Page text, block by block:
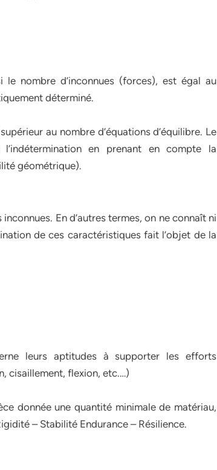
nombre d’inconnues (forces), est égal au
déterminé.
au nombre d’équations d’équilibre. Le
en prenant en compte la
géométrique).
En d’autres termes, on ne connaît ni
de ces caractéristiques fait l’objet de la
leurs aptitudes à supporter les efforts
cisaillement, flexion, etc.…)
donnée une quantité minimale de matériau,
– Stabilité Endurance – Résilience.